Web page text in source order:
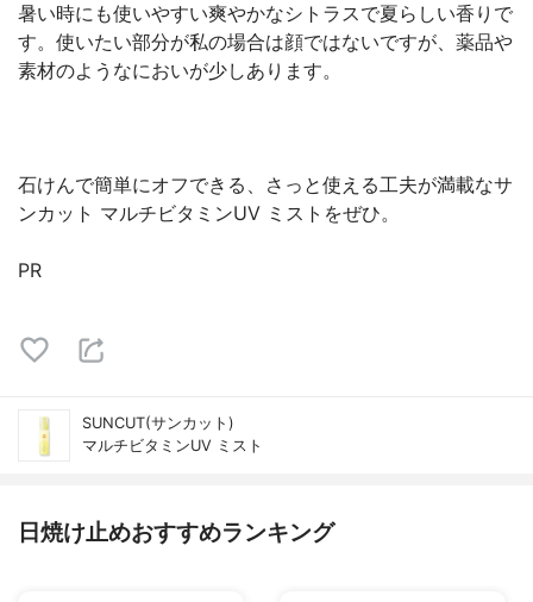
暑い時にも使いやすい爽やかなシトラスで夏らしい香りで
す。使いたい部分が私の場合は顔ではないですが、薬品や
素材のようなにおいが少しあります。
石けんで簡単にオフできる、さっと使える工夫が満載なサ
ンカット マルチビタミンUV ミストをぜひ。
PR
SUNCUT(サンカット)
マルチビタミンUV ミスト
日焼け止めおすすめランキング